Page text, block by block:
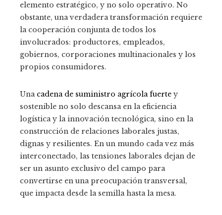
elemento estratégico, y no solo operativo. No
obstante, una verdadera transformación requiere
la cooperación conjunta de todos los
involucrados: productores, empleados,
gobiernos, corporaciones multinacionales y los
propios consumidores.
Una cadena de suministro agrícola fuerte y
sostenible no solo descansa en la eficiencia
logística y la innovación tecnológica, sino en la
construcción de relaciones laborales justas,
dignas y resilientes. En un mundo cada vez más
interconectado, las tensiones laborales dejan de
ser un asunto exclusivo del campo para
convertirse en una preocupación transversal,
que impacta desde la semilla hasta la mesa.